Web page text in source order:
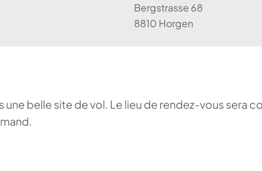
Bergstrasse 68
8810 Horgen
belle site de vol. Le lieu de rendez-vous sera